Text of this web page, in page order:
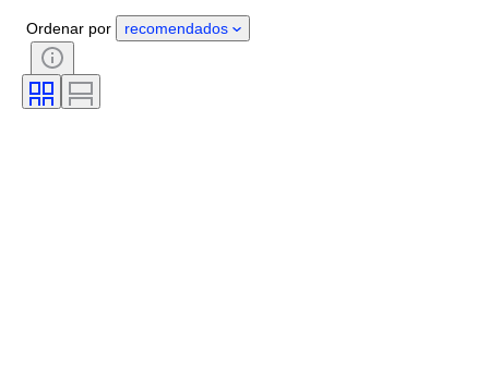
Estado
Era
Acessórios incluídos
Padrão
Ordenar por recomendados